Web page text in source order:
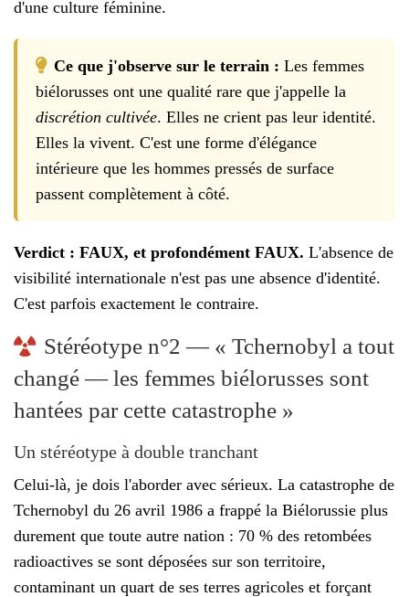
d'une culture féminine.
Ce que j'observe sur le terrain : Les femmes
biélorusses ont une qualité rare que j'appelle la
discrétion cultivée. Elles ne crient pas leur identité.
Elles la vivent. C'est une forme d'élégance
intérieure que les hommes pressés de surface
passent complètement à côté.
Verdict : FAUX, et profondément FAUX. L'absence de
visibilité internationale n'est pas une absence d'identité.
C'est parfois exactement le contraire.
Stéréotype n°2 — « Tchernobyl a tout
changé — les femmes biélorusses sont
hantées par cette catastrophe »
Un stéréotype à double tranchant
Celui-là, je dois l'aborder avec sérieux. La catastrophe de
Tchernobyl du 26 avril 1986 a frappé la Biélorussie plus
durement que toute autre nation : 70 % des retombées
radioactives se sont déposées sur son territoire,
contaminant un quart de ses terres agricoles et forçant